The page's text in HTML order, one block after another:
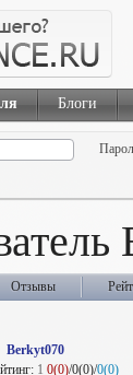
Блоги
Отзывы
Berkyt070
1 0(0)/0(0)/0(0)